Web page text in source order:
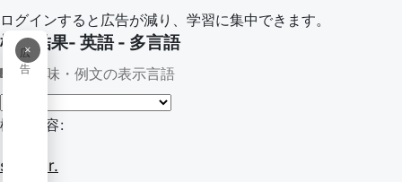
ログインすると広告が減り、学習に集中できます。
×
広
告
検索結果- 英語 - 多言語
意味・例文の表示言語
検索内容:
scholar.